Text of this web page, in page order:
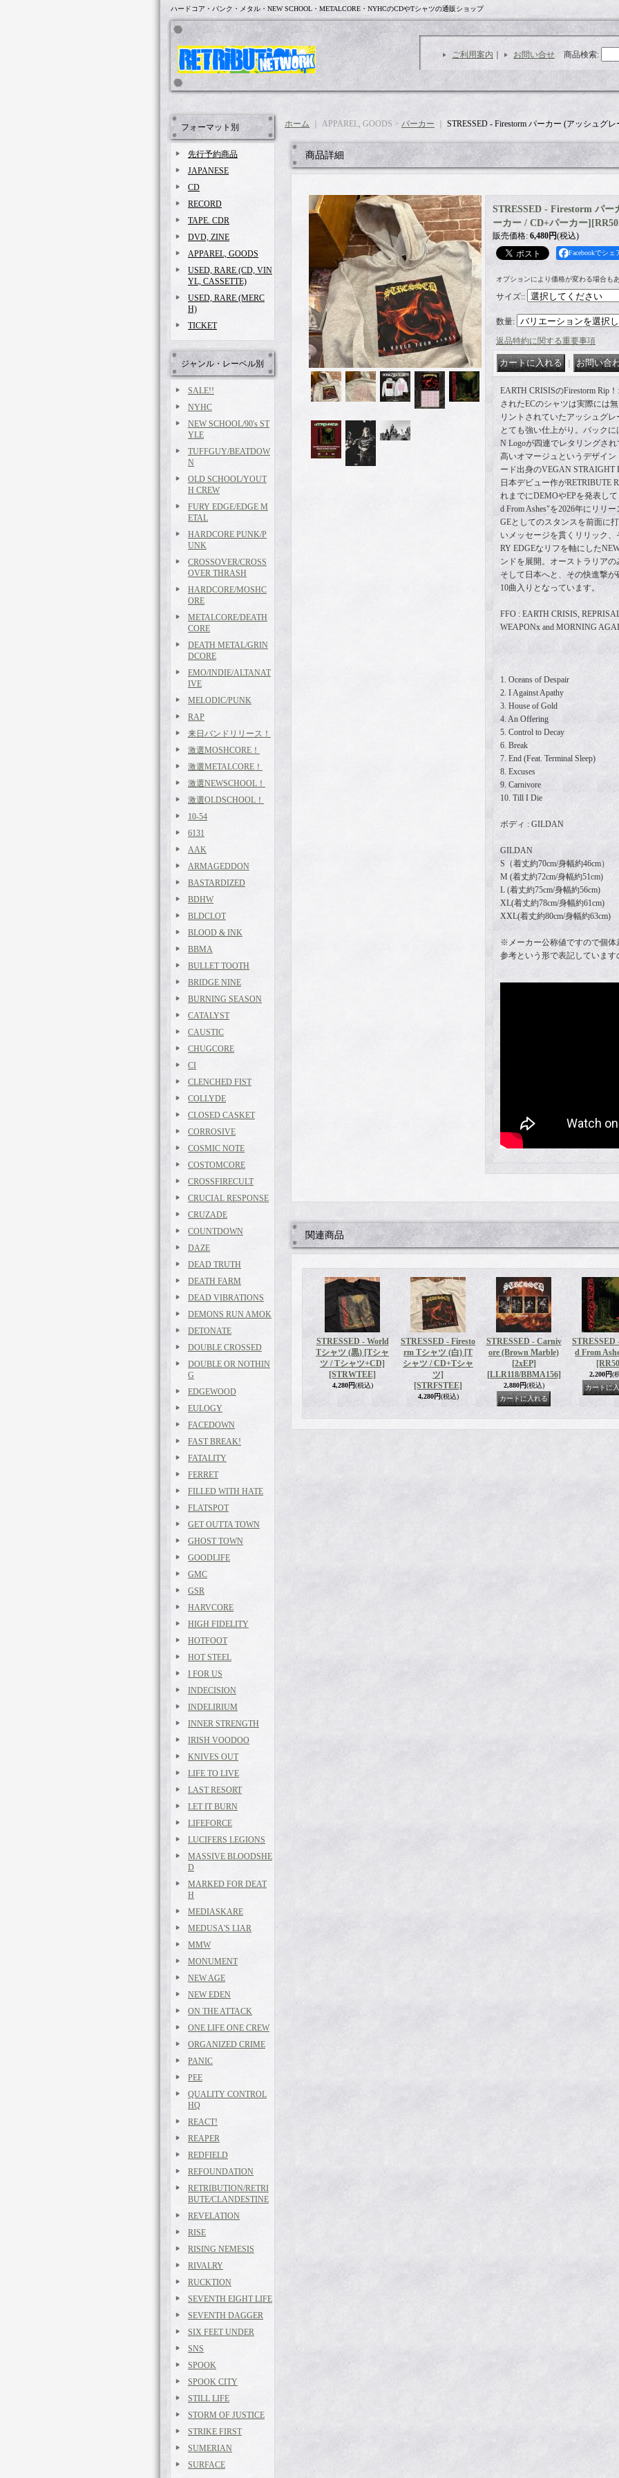
ハードコア・パンク・メタル・NEW SCHOOL・METALCORE・NYHCのCDやTシャツの通販ショップ
ご利用案内 お問い合せ 商品検索:
フォーマット別
先行予約商品
JAPANESE
CD
RECORD
TAPE. CDR
DVD, ZINE
APPAREL, GOODS
USED, RARE (CD, VIN
YL, CASSETTE)
USED, RARE (MERC
H)
TICKET
ジャンル・レーベル別
SALE!!
NYHC
NEW SCHOOL/90's ST
YLE
TUFFGUY/BEATDOW
N
OLD SCHOOL/YOUT
H CREW
FURY EDGE/EDGE M
ETAL
HARDCORE PUNK/P
UNK
CROSSOVER/CROSS
OVER THRASH
HARDCORE/MOSHC
ORE
METALCORE/DEATH
CORE
DEATH METAL/GRIN
DCORE
EMO/INDIE/ALTANAT
IVE
MELODIC/PUNK
RAP
来日バンドリリース！
激選MOSHCORE！
激選METALCORE！
激選NEWSCHOOL！
激選OLDSCHOOL！
10-54
6131
AAK
ARMAGEDDON
BASTARDIZED
BDHW
BLDCLOT
BLOOD & INK
BBMA
BULLET TOOTH
BRIDGE NINE
BURNING SEASON
CATALYST
CAUSTIC
CHUGCORE
CI
CLENCHED FIST
COLLYDE
CLOSED CASKET
CORROSIVE
COSMIC NOTE
COSTOMCORE
CROSSFIRECULT
CRUCIAL RESPONSE
CRUZADE
COUNTDOWN
DAZE
DEAD TRUTH
DEATH FARM
DEAD VIBRATIONS
DEMONS RUN AMOK
DETONATE
DOUBLE CROSSED
DOUBLE OR NOTHIN
G
EDGEWOOD
EULOGY
FACEDOWN
FAST BREAK!
FATALITY
FERRET
FILLED WITH HATE
FLATSPOT
GET OUTTA TOWN
GHOST TOWN
GOODLIFE
GMC
GSR
HARVCORE
HIGH FIDELITY
HOTFOOT
HOT STEEL
I FOR US
INDECISION
INDELIRIUM
INNER STRENGTH
IRISH VOODOO
KNIVES OUT
LIFE TO LIVE
LAST RESORT
LET IT BURN
LIFEFORCE
LUCIFERS LEGIONS
MASSIVE BLOODSHE
D
MARKED FOR DEAT
H
MEDIASKARE
MEDUSA'S LIAR
MMW
MONUMENT
NEW AGE
NEW EDEN
ON THE ATTACK
ONE LIFE ONE CREW
ORGANIZED CRIME
PANIC
PEE
QUALITY CONTROL
HQ
REACT!
REAPER
REDFIELD
REFOUNDATION
RETRIBUTION/RETRI
BUTE/CLANDESTINE
REVELATION
RISE
RISING NEMESIS
RIVALRY
RUCKTION
SEVENTH EIGHT LIFE
SEVENTH DAGGER
SIX FEET UNDER
SNS
SPOOK
SPOOK CITY
STILL LIFE
STORM OF JUSTICE
STRIKE FIRST
SUMERIAN
SURFACE
ホーム ｜ APPAREL, GOODS > パーカー STRESSED - Firestorm パーカー (アッシュグ
商品詳細
STRESSED - Firestorm パ
ーカー / CD+パーカー] [
販売価格: 6,480円(税込)
Facebookでシェ
オプションにより価格が変わる場合も
サイズ::
数量:
返品特約に関する重要事項
EARTH CRISISのFirestorm Rip
されたECのシャツは実際には
リントされていたアッシュグ
とても強い仕上がり。バック
N Logoが四連でレタリングさ
高いオマージュというデザイ
ード出身のVEGAN STRAIGHT
日本デビュー作がRETRIBUTE
れまでにDEMOやEPを発表し
d From Ashes"を2026年にリリ
GEとしてのスタンスを前面に
いメッセージを貫くリリック
RY EDGEなリフを軸にした
ンドを展開。オーストラリア
そして日本へと、その快進撃
10曲入りとなっています。
FFO : EARTH CRISIS,
WEAPONx and MORNING
1. Oceans of Despair
2. I Against Apathy
3. House of Gold
4. An Offering
5. Control to Decay
6. Break
7. End (Feat. Terminal Sleep)
8. Excuses
9. Carnivore
10. Till I Die
ボディ : GILDAN
GILDAN
S（着丈約70cm/身幅約46cm）
M (着丈約72cm/身幅約51cm)
L (着丈約75cm/身幅約56cm)
XL(着丈約78cm/身幅約61cm)
XXL(着丈約80cm/身幅約63cm)
※メーカー公称値ですので個体
参考という形で表記していま
関連商品
STRESSED - World
Tシャツ (黒) [Tシャ
ツ / Tシャツ+CD]
[STRWTEE]
4,280円(税込)
STRESSED - Firesto
rm Tシャツ (白) [T
シャツ / CD+Tシャ
ツ]
[STRFSTEE]
4,280円(税込)
STRESSED - Carniv
ore (Brown Marble)
[2xEP]
[LLR118/BBMA156]
2,880円(税込)
STRESSED
d From
2,200円(